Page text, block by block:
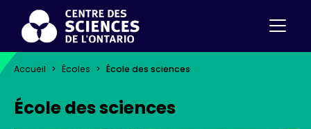
Accueil Écoles École des sciences
École des sciences